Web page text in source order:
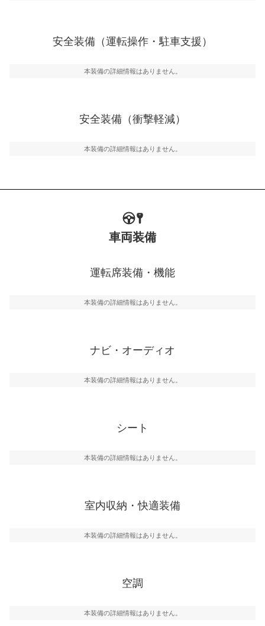
運転・駐車支援
グ・アシストやサイドブラインドモニターなどが装備さ
万が一車体が衝撃を受けたときに、運転者・同乗者を守
るSRSエアバッグシステム、プリテンショナーシートベ
安全装備（運転操作・駐車支援）
本装備の詳細情報はありません。
安全装備（衝撃軽減）
本装備の詳細情報はありません。
車両装備
運転席装備・機能
本装備の詳細情報はありません。
ナビ・オーディオ
本装備の詳細情報はありません。
シート
本装備の詳細情報はありません。
室内収納・快適装備
本装備の詳細情報はありません。
空調
本装備の詳細情報はありません。